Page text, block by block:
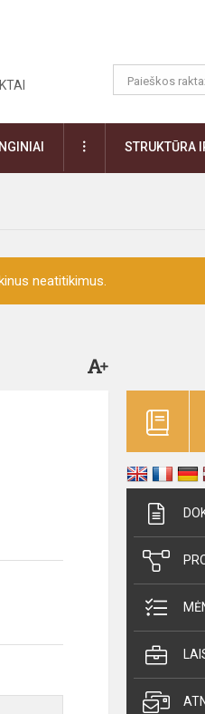
DAUGIAUSTRUKTŪRA
neatitikimus.